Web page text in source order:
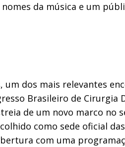
da música e um
um dos mais relevantes
Brasileiro de Cirurgia
de um novo marco no
como sede oficial
com uma